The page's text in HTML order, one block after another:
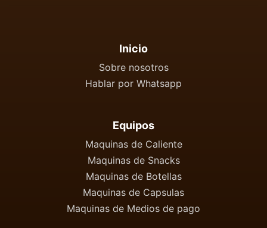
Inicio
Sobre nosotros
Hablar por Whatsapp
Equipos
Maquinas de Caliente
Maquinas de Snacks
Maquinas de Botellas
Maquinas de Capsulas
Maquinas de Medios de pago